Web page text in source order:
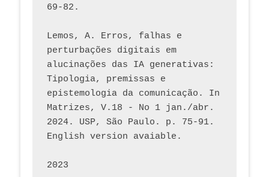
69-82.
Lemos, A. Erros, falhas e
perturbações digitais em
alucinações das IA generativas:
Tipologia, premissas e
epistemologia da comunicação. In
Matrizes, V.18 - No 1 jan./abr.
2024. USP, São Paulo. p. 75-91.
English version avaiable.
2023